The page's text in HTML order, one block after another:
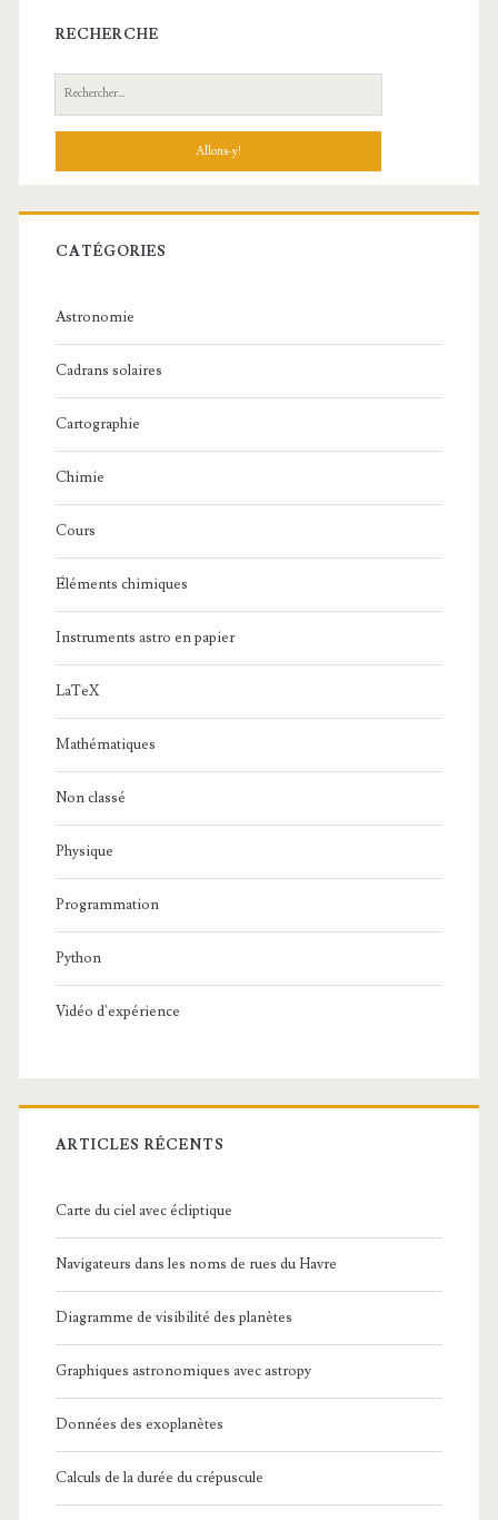
latérale
principale
RECHERCHE
Recherche:
CATÉGORIES
Astronomie
Cadrans solaires
Cartographie
Chimie
Cours
Éléments chimiques
Instruments astro en papier
LaTeX
Mathématiques
Non classé
Physique
Programmation
Python
Vidéo d'expérience
ARTICLES RÉCENTS
Carte du ciel avec écliptique
Navigateurs dans les noms de rues du Havre
Diagramme de visibilité des planètes
Graphiques astronomiques avec astropy
Données des exoplanètes
Calculs de la durée du crépuscule